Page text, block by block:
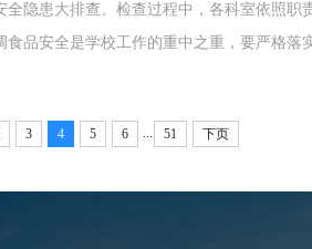
隐患大排查。检查过程中，各科室依照职
品安全是学校工作的重中之重，要严格落
3 4 5 6 51 下页